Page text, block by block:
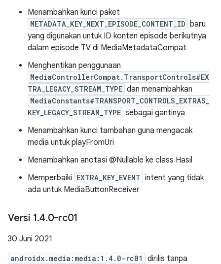
Menambahkan kunci paket
METADATA_KEY_NEXT_EPISODE_CONTENT_ID baru
yang digunakan untuk ID konten episode berikutnya
dalam episode TV di MediaMetadataCompat
Menghentikan penggunaan
MediaControllerCompat.TransportControls#EX
TRA_LEGACY_STREAM_TYPE dan menambahkan
MediaConstants#TRANSPORT_CONTROLS_EXTRAS_
KEY_LEGACY_STREAM_TYPE sebagai gantinya
Menambahkan kunci tambahan guna mengacak
media untuk playFromUri
Menambahkan anotasi @Nullable ke class Hasil
Memperbaiki EXTRA_KEY_EVENT intent yang tidak
ada untuk MediaButtonReceiver
Versi 1.4.0-rc01
30 Juni 2021
androidx.media:media:1.4.0-rc01
dirilis tanpa